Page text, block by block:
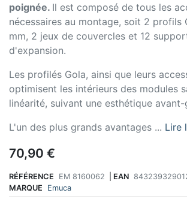
poignée. Il est composé de tous les
nécessaires au montage, soit 2 profils
mm, 2 jeux de couvercles et 12
d'expansion.
Les profilés Gola, ainsi que leurs
optimisent les intérieurs des modules
linéarité, suivant une esthétique
L'un des plus grands avantages ... Lire
70,90 €
RÉFÉRENCE EM 8160062 EAN
MARQUE
Emuca